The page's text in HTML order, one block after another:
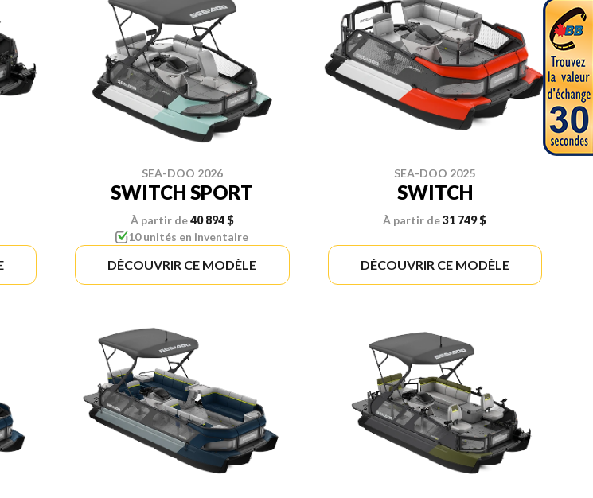
SEA-DOO 2026
SWITCH SPORT
À partir de40 894 $
10 unités en inventaire
DÉCOUVRIR CE MODÈLE
SEA-DOO 2025
SWITCH
À partir de31 749 $
DÉCOUVRIR CE MODÈLE